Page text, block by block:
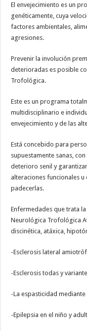
El envejecimiento es un
genéticamente, cuya
factores ambientales,
agresiones.
Prevenir la involución
deterioradas es posible
Trofológica.
Este es un programa
multidisciplinario e
envejecimiento y de las
Está concebido para
supuestamente sanas,
deterioro senil y
alteraciones funcionales
padecerlas.
Enfermedades que trata
Neurológica Trofológica
discinética, atáxica,
-Esclerosis lateral
-Esclerosis todas y
-La espasticidad
-Epilepsia en el niño y